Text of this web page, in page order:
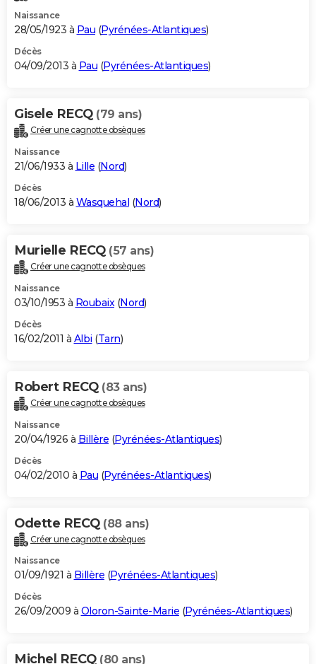
Naissance
28/05/1923 à Pau (Pyrénées-Atlantiques)
Décès
04/09/2013 à Pau (Pyrénées-Atlantiques)
Gisele RECQ (79 ans)
Créer une cagnotte obsèques
Naissance
21/06/1933 à Lille (Nord)
Décès
18/06/2013 à Wasquehal (Nord)
Murielle RECQ (57 ans)
Créer une cagnotte obsèques
Naissance
03/10/1953 à Roubaix(Nord)
Décès
16/02/2011 à Albi (Tarn)
Robert RECQ (83 ans)
Créer une cagnotte obsèques
Naissance
20/04/1926 à Billère (Pyrénées-Atlantiques)
Décès
04/02/2010 à Pau (Pyrénées-Atlantiques)
Odette RECQ (88 ans)
Créer une cagnotte obsèques
Naissance
01/09/1921 à Billère (Pyrénées-Atlantiques)
Décès
26/09/2009 à Oloron-Sainte-Marie (Pyrénées-Atlantiques)
Michel RECQ (80 ans)